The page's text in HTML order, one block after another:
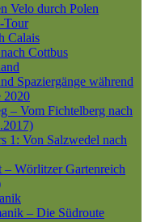
Velo durch Polen
Tour
Calais
Cottbus
Spaziergänge während
2020
– Vom Fichtelberg nach
1: Von Salzwedel nach
– Wörlitzer Gartenreich
– Die Südroute